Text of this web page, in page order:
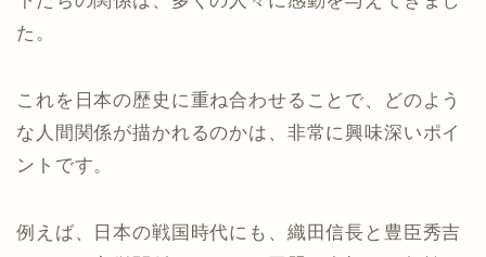
た。
これを日本の歴史に重ね合わせることで、どのよう
な人間関係が描かれるのかは、非常に興味深いポイ
ントです。
例えば、日本の戦国時代にも、織田信長と豊臣秀吉